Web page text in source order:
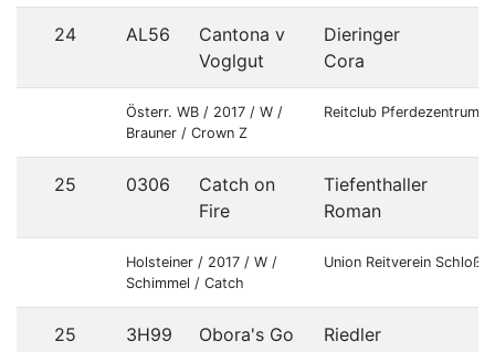
24 AL56
Cantona v
Voglgut
Dieringer
Cora
Österr. WB / 2017 / W /
Brauner / Crown Z
Reitclub Pferdezentrum
25 0306
Catch on
Fire
Tiefenthaller
Roman
Holsteiner / 2017 / W /
Schimmel / Catch
Union Reitverein Schloß
25 3H99
Obora's Go
Riedler